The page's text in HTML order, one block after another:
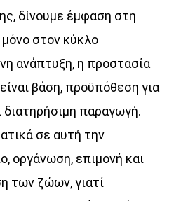
δίνουμε έμφαση στη
μόνο στον κύκλο
ανάπτυξη, η προστασία
βάση, προϋπόθεση για
διατηρήσιμη παραγωγή.
σε αυτή την
οργάνωση, επιμονή και
των ζώων, γιατί